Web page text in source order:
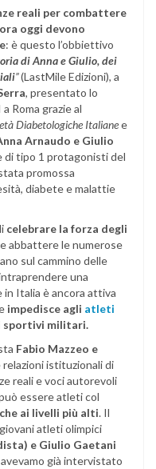
reali per combattere
oggi devono
: è questo l’obbiettivo
di Anna e Giulio, dei
”(LastMile Edizioni), a
, presentato lo
Roma grazie al
Diabetologiche Italianee
Arnaudo e Giulio
di tipo 1 protagonisti del
promossa
diabete e malattie
celebrare la forza degli
e abbattere le numerose
sul cammino delle
una
in Italia è ancora attiva
impedisce agli atleti
sportivi militari.
Fabio Mazzeo e
istituzionali di
reali e voci autorevoli
essere atleti col
ai livelli più alti. Il
atleti olimpici
e Giulio Gaetani
già intervistato